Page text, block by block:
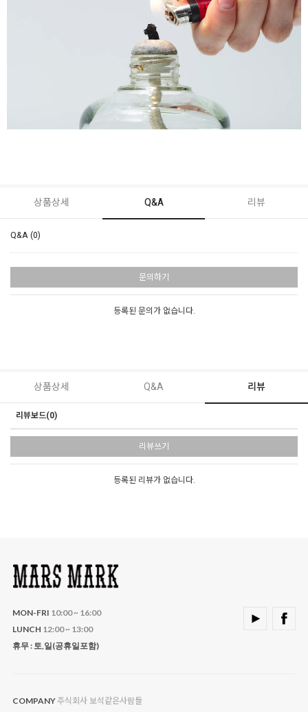
상품상세 Q&A 리뷰
Q&A (0)
문의하기
등록된 문의가 없습니다.
상품상세 Q&A 리뷰
리뷰보드(0)
리뷰쓰기
등록된 리뷰가 없습니다.
MON-FRI 10:00 ~ 16:00
LUNCH 12:00 ~ 13:00
휴무 : 토,일(공휴일포함)
COMPANY 주식회사 보석같은사람들